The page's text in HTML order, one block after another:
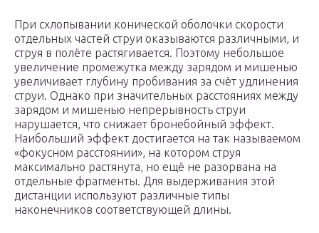
При схлопывании конической оболочки скорости
отдельных частей струи оказываются различными, и
струя в полёте растягивается. Поэтому небольшое
увеличение промежутка между зарядом и мишенью
увеличивает глубину пробивания за счёт удлинения
струи. Однако при значительных расстояниях между
зарядом и мишенью непрерывность струи
нарушается, что снижает бронебойный эффект.
Наибольший эффект достигается на так называемом
«фокусном расстоянии», на котором струя
максимально растянута, но ещё не разорвана на
отдельные фрагменты. Для выдерживания этой
дистанции используют различные типы
наконечников соответствующей длины.